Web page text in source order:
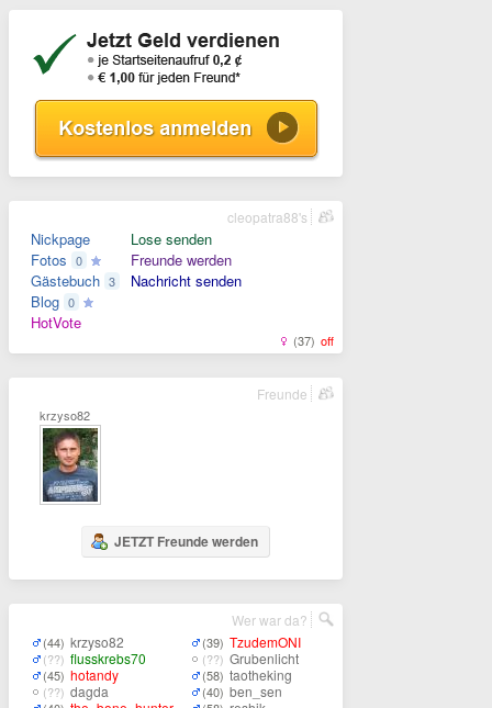
Nickpage
Fotos 0
Gästebuch 3
Blog 0
HotVote
Lose senden
Freunde werden
Nachricht senden
(37) off
cleopatra88's
krzyso82
JETZT Freunde werden
Freunde
(44) krzyso82
(??) flusskrebs70
(45) hotandy
(??) dagda
(39) TzudemONI
(??) Grubenlicht
(58) taotheking
(40) ben_sen
Wer war da?